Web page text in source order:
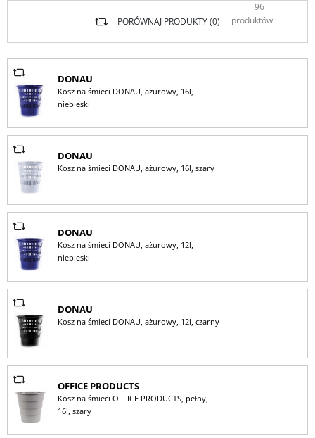
96
produktów
PORÓWNAJ PRODUKTY (0)
DONAU
Kosz na śmieci DONAU, ażurowy, 16l,
niebieski
DONAU
Kosz na śmieci DONAU, ażurowy, 16l, szary
DONAU
Kosz na śmieci DONAU, ażurowy, 12l,
niebieski
DONAU
Kosz na śmieci DONAU, ażurowy, 12l, czarny
OFFICE PRODUCTS
Kosz na śmieci OFFICE PRODUCTS, pełny,
16l, szary